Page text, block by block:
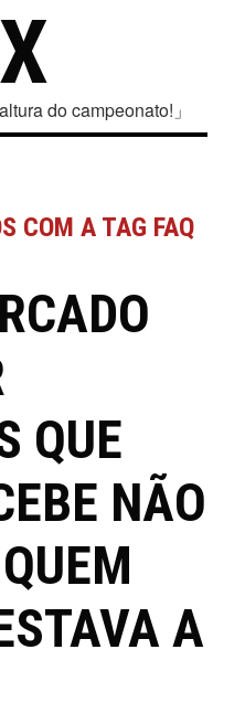
do campeonato!」
COM A TAG FAQ
QUE
NÃO
A